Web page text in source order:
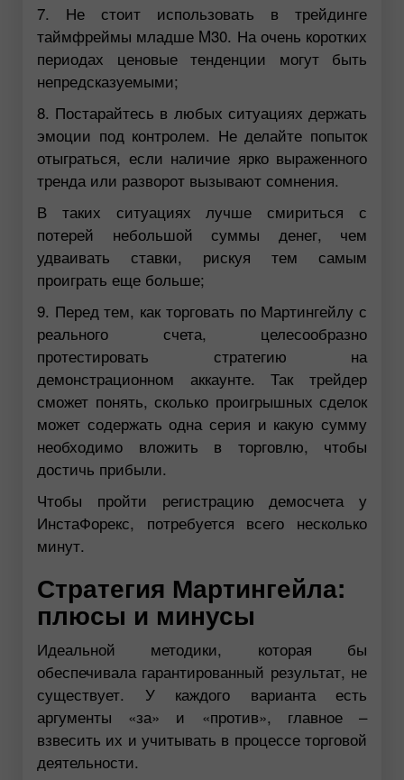
7. Не стоит использовать в трейдинге
таймфреймы младше M30. На очень коротких
периодах ценовые тенденции могут быть
непредсказуемыми;
8. Постарайтесь в любых ситуациях держать
эмоции под контролем. Не делайте попыток
отыграться, если наличие ярко выраженного
тренда или разворот вызывают сомнения.
В таких ситуациях лучше смириться с
потерей небольшой суммы денег, чем
удваивать ставки, рискуя тем самым
проиграть еще больше;
9. Перед тем, как торговать по Мартингейлу с
реального счета, целесообразно
протестировать стратегию на
демонстрационном аккаунте. Так трейдер
сможет понять, сколько проигрышных сделок
может содержать одна серия и какую сумму
необходимо вложить в торговлю, чтобы
достичь прибыли.
Чтобы пройти регистрацию демосчета у
ИнстаФорекс, потребуется всего несколько
минут.
Стратегия Мартингейла:
плюсы и минусы
Идеальной методики, которая бы
обеспечивала гарантированный результат, не
существует. У каждого варианта есть
аргументы «за» и «против», главное –
взвесить их и учитывать в процессе торговой
деятельности.